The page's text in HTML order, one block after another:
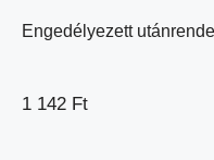
Engedélyezett
1 142 Ft